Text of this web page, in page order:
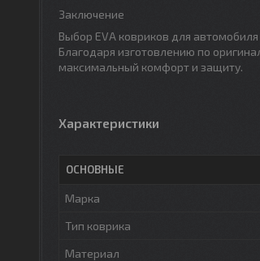
Заключение
Выбор EVA ковриков для
Благодаря изготовлению по
максимальный комфорт и защиту.
Характеристики
ОСНОВНЫЕ
Марка
Тип коврика
Материал